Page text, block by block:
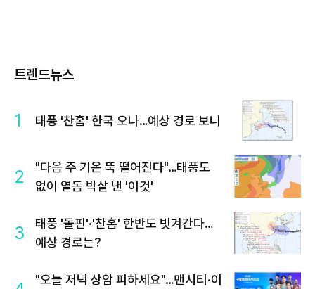
트렌드뉴스
1 태풍 '찬홈' 한국 오나…예상 경로 보니
2
"다음 주 기온 뚝 떨어진다"…태풍도
없이 열돔 박살 낸 '이것'
3
태풍 '돌핀'·'찬홈' 한반도 빗겨간다…
예상 경로는?
"오늘 저녁 상암 피하세요"…맨시티·이